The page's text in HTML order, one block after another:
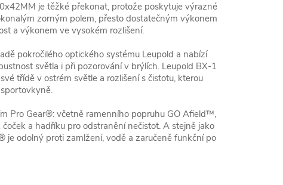
je těžké překonat, protože poskytuje výrazné
zorným polem, přesto dostatečným výkonem
a výkonem ve vysokém rozlišení.
pokročilého optického systému Leupold a nabízí
světla i při pozorování v brýlích. Leupold BX-1
třídě v ostrém světle a rozlišení s čistotu, kterou
Pro Gear®: včetně ramenního popruhu GO Afield™,
a hadříku pro odstranění nečistot. A stejně jako
je odolný proti zamlžení, vodě a zaručeně funkční po